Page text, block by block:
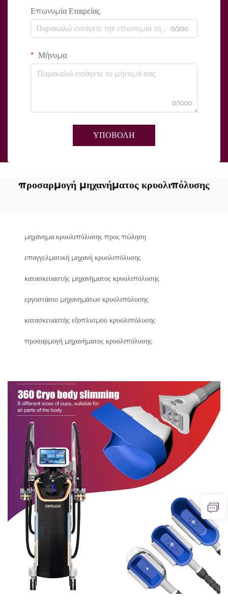
Επωνυμία Εταιρείας
0/200
Μήνυμα
0/1000
ΥΠΟΒΟΛΗ
προσαρμογή μηχανήματος κρυολιπόλυσης
μηχάνημα κρυολιπόλυσης προς πώληση
επαγγελματική μηχανή κρυολιπόλυσης
κατασκευαστής μηχανήματος κρυολιπόλυσης
εργοστάσιο μηχανημάτων κρυολιπόλυσης
κατασκευαστής εξοπλισμού κρυολιπόλυσης
προσαρμογή μηχανήματος κρυολιπόλυσης